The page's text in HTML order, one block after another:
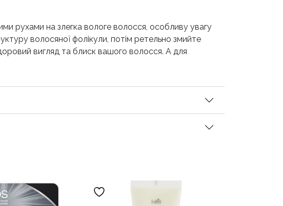
рухами на злегка вологе волосся, особливу увагу
волосяної фолікули, потім ретельно змийте
вигляд та блиск вашого волосся. А для